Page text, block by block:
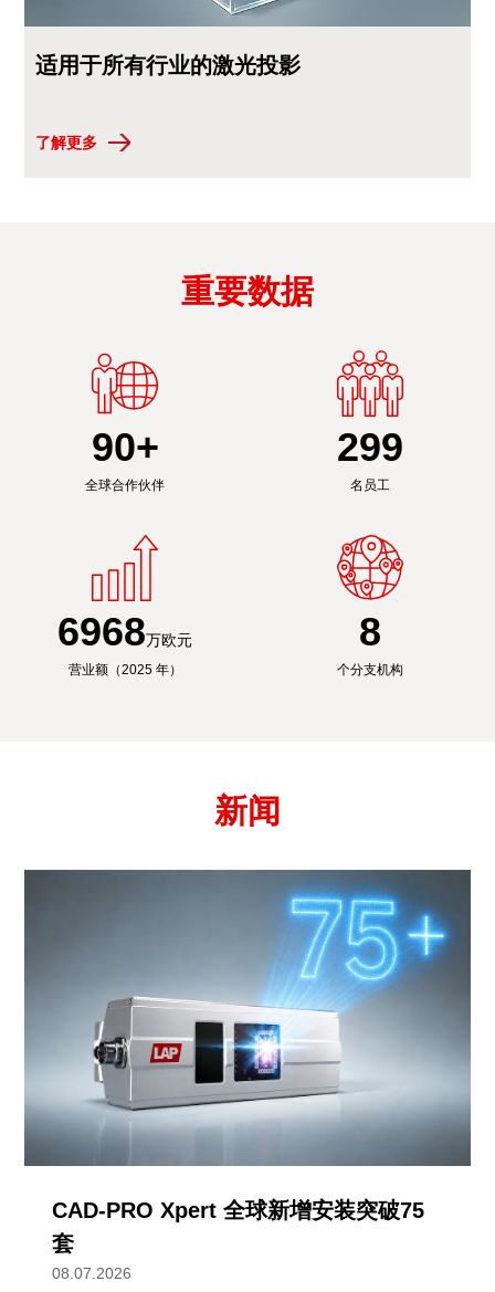
适用于所有行业的激光投影
了解更多
重要数据
90+
全球合作伙伴
300
名员工
6991万欧元
营业额（2025 年）
8
个分支机构
新闻
CAD-PRO Xpert 全球新增安装突破75
套
08.07.2026